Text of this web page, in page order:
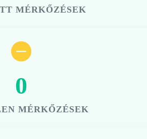
MÉRKŐZÉSEK
0
MÉRKŐZÉSEK